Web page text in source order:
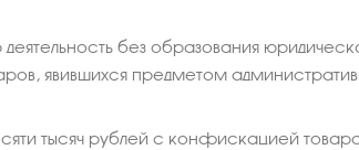
без образования
явившихся предметом
тысяч рублей с конфискацией